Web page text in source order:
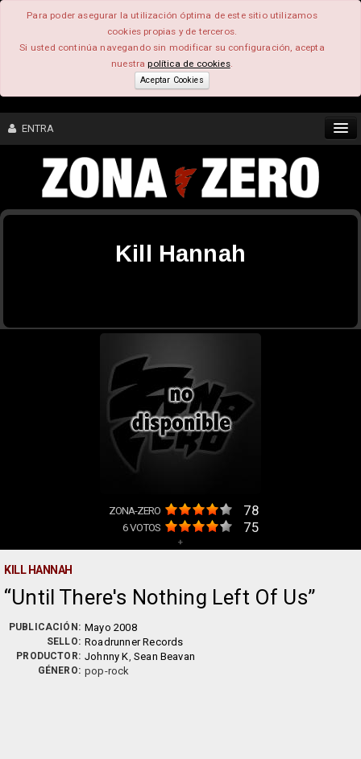
Para poder asegurar la utilización óptima de este sitio utilizamos
cookies propias y de terceros.
Si usted continúa navegando sin modificar su configuración, acepta
nuestrapolítica de cookies.
Aceptar Cookies
ENTRA
CONTENIDO
Kill Hannah
ZONA-ZERO 78
6VOTOS 75
+
KILL HANNAH
Until There's Nothing Left Of Us
PUBLICACIÓN: Mayo 2008
SELLO: Roadrunner Records
PRODUCTOR: Johnny K, Sean Beavan
GÉNERO: pop-rock